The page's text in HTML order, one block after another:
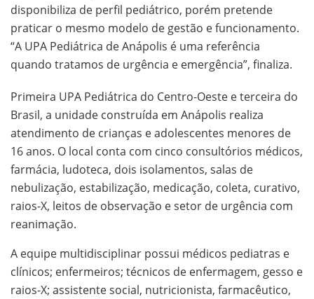
disponibiliza de perfil pediátrico, porém pretende
praticar o mesmo modelo de gestão e funcionamento.
“A UPA Pediátrica de Anápolis é uma referência
quando tratamos de urgência e emergência”, finaliza.
Primeira UPA Pediátrica do Centro-Oeste e terceira do
Brasil, a unidade construída em Anápolis realiza
atendimento de crianças e adolescentes menores de
16 anos. O local conta com cinco consultórios médicos,
farmácia, ludoteca, dois isolamentos, salas de
nebulização, estabilização, medicação, coleta, curativo,
raios-X, leitos de observação e setor de urgência com
reanimação.
A equipe multidisciplinar possui médicos pediatras e
clínicos; enfermeiros; técnicos de enfermagem, gesso e
raios-X; assistente social, nutricionista, farmacêutico,